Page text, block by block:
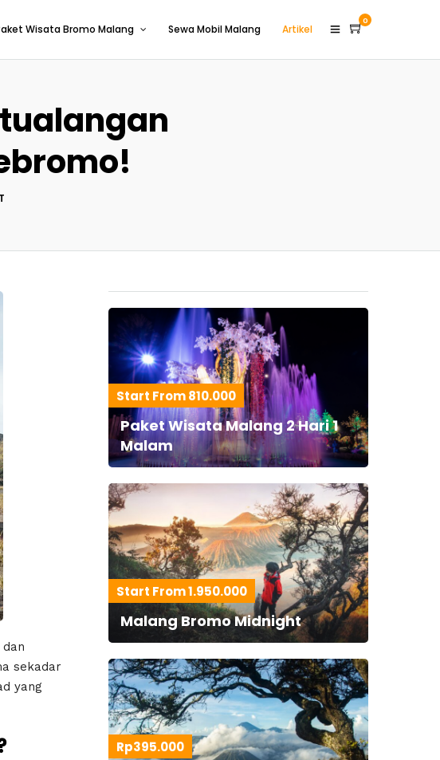
Wisata Bromo Malang Sewa Mobil Malang Artikel
0
sekadar
yang
Start From 810.000
Paket Wisata Malang 2 Hari 1
Malam
Start From 1.950.000
Malang Bromo Midnight
Rp395.000